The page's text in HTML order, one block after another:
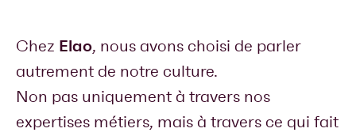
Chez Elao, nous avons choisi de parler
autrement de notre culture.
Non pas uniquement à travers nos
expertises métiers, mais à travers ce qui fait